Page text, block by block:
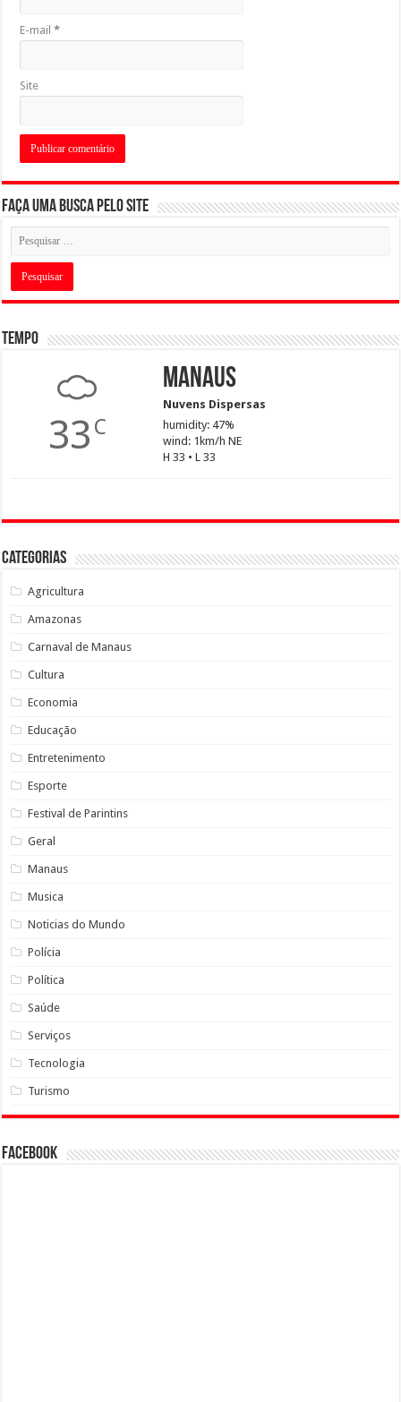
E-mail*
Site
Faça uma busca pelo Site
Tempo
33 C
Manaus
Nuvens Dispersas
humidity: 47%
wind: 1km/h NE
H 33 • L 33
Categorias
Agricultura
Amazonas
Carnaval de Manaus
Cultura
Economia
Educação
Entretenimento
Esporte
Festival de Parintins
Geral
Manaus
Musica
Noticias do Mundo
Polícia
Política
Saúde
Serviços
Tecnologia
Turismo
Facebook